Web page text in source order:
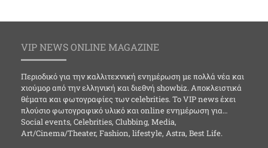
VIP NEWS ONLINE MAGAZINE
Περιοδικό για την καλλιτεχνική ενημέρωση με πολλά νέα και
χιούμορ από την ελληνική και διεθνή showbiz. Αποκλειστικά
θέματα και φωτογραφίες των celebrities. Το VIP news έχει
πλούσιο φωτογραφικό υλικό και online ενημέρωση για…
Social events, Celebrities, Clubbing, Media,
Art/Cinema/Theater, Fashion, lifestyle, Astra, Best Life.